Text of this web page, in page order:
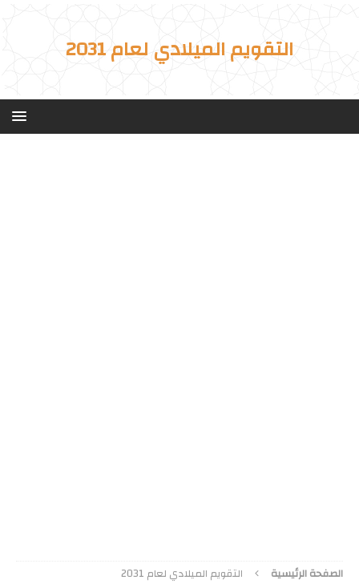
التقويم الميلادي لعام 2031
الصفحة الرئيسية التقويم الميلادي لعام 2031